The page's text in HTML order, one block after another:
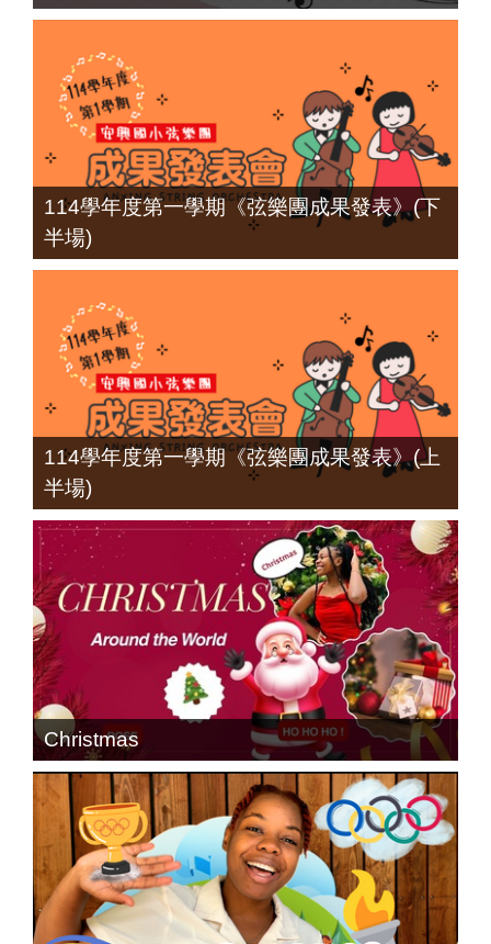
114學年度第一學期《弦樂團成果發表》(下
半場)
114學年度第一學期《弦樂團成果發表》(上
半場)
Christmas